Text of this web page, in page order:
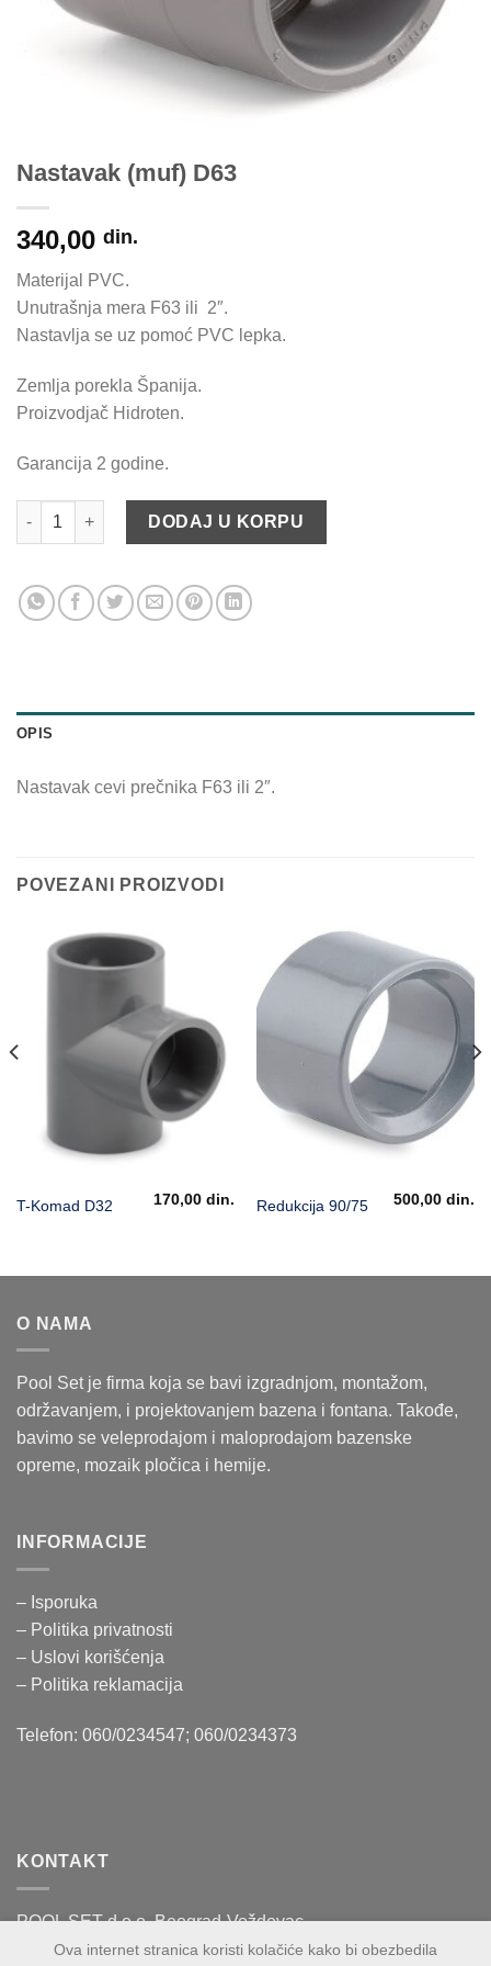
Nastavak (muf) D63
340,00 din.
Materijal PVC.
Unutrašnja mera F63 ili 2″.
Nastavlja se uz pomoć PVC lepka.
Zemlja porekla Španija.
Proizvodjač Hidroten.
Garancija 2 godine.
Nastavak (muf) D63 količina
DODAJ U KORPU
OPIS
Nastavak cevi prečnika F63 ili 2″.
POVEZANI PROIZVODI
T-Komad D32 170,00din. Redukcija 90/75 500,00din.
O NAMA
Pool Set je firma koja se bavi izgradnjom, montažom,
održavanjem, i projektovanjem bazena i fontana. Takođe,
bavimo se veleprodajom i maloprodajom bazenske
opreme, mozaik pločica i hemije.
INFORMACIJE
– Isporuka
– Politika privatnosti
– Uslovi korišćenja
– Politika reklamacija
Telefon: 060/0234547; 060/0234373
KONTAKT
POOL SET d.o.o. Beograd-Voždovac
Vase Čarapića 60
Ova internet stranica koristi kolačiće kako bi obezbedila